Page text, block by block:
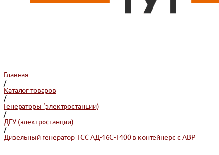
Главная
/
Каталог товаров
/
Генераторы (электростанции)
/
ДГУ (электростанции)
/
Дизельный генератор ТСС АД-16С-Т400 в контейнере с АВР